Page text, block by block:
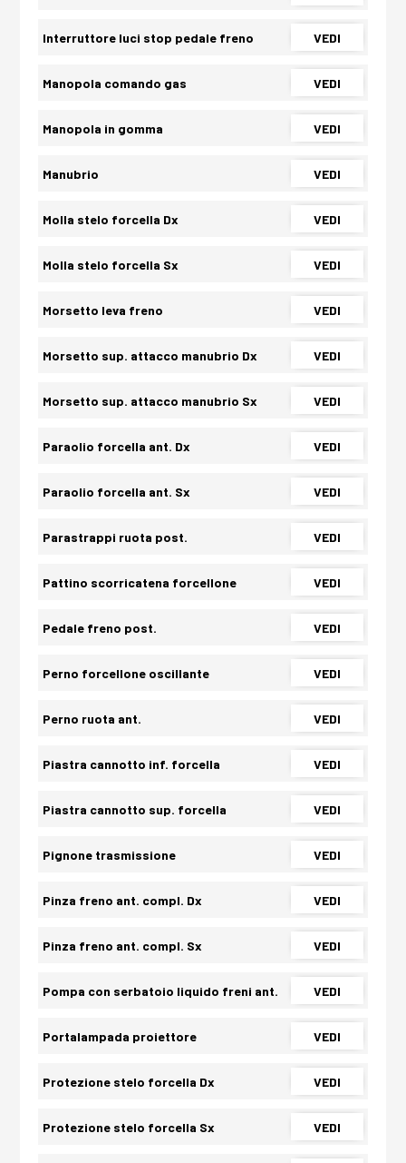
Interruttore luci stop pedale freno VEDI
Manopola comando gas VEDI
Manopola in gomma VEDI
Manubrio VEDI
Molla stelo forcella Dx VEDI
Molla stelo forcella Sx VEDI
Morsetto leva freno VEDI
Morsetto sup. attacco manubrio Dx VEDI
Morsetto sup. attacco manubrio Sx VEDI
Paraolio forcella ant. Dx VEDI
Paraolio forcella ant. Sx VEDI
Parastrappi ruota post. VEDI
Pattino scorricatena forcellone VEDI
Pedale freno post. VEDI
Perno forcellone oscillante VEDI
Perno ruota ant. VEDI
Piastra cannotto inf. forcella VEDI
Piastra cannotto sup. forcella VEDI
Pignone trasmissione VEDI
Pinza freno ant. compl. Dx VEDI
Pinza freno ant. compl. Sx VEDI
Pompa con serbatoio liquido freni ant. VEDI
Portalampada proiettore VEDI
Protezione stelo forcella Dx VEDI
Protezione stelo forcella Sx VEDI